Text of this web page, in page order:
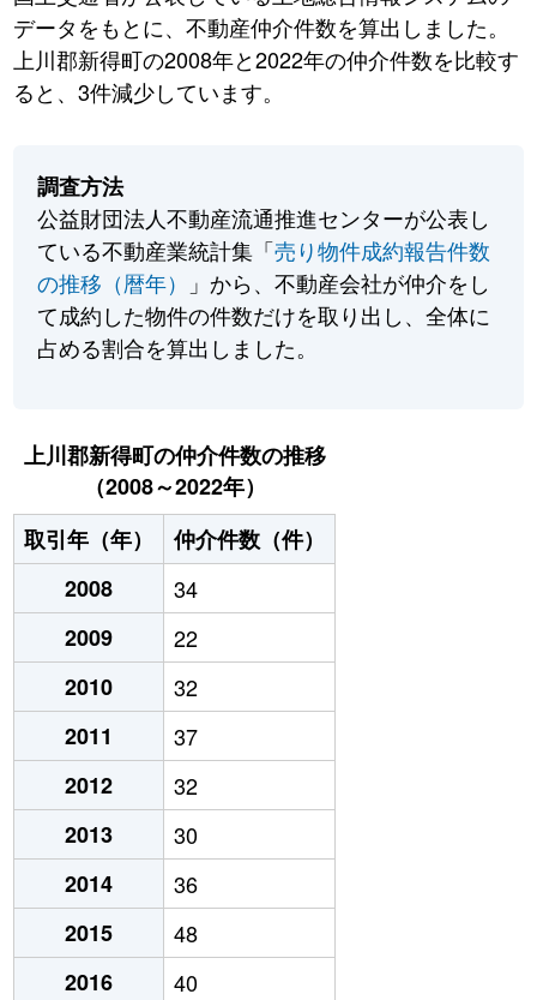
データをもとに、不動産仲介件数を算出しました。
上川郡新得町の2008年と2022年の仲介件数を比較す
ると、3件減少しています。
調査方法
公益財団法人不動産流通推進センターが公表し
ている不動産業統計集「売り物件成約報告件数
の推移（暦年）
」から、不動産会社が仲介をし
て成約した物件の件数だけを取り出し、全体に
占める割合を算出しました。
上川郡新得町の仲介件数の推移
（2008～2022年）
取引年（年）
仲介件数（件）
2008
34
2009
22
2010
32
2011
37
2012
32
2013
30
2014
36
2015
48
2016
40